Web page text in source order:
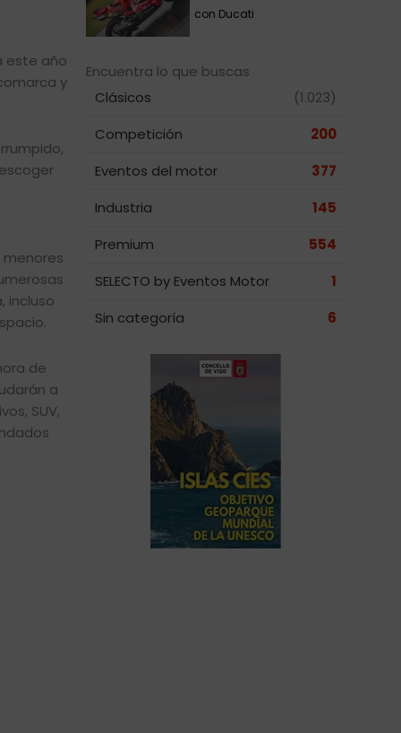
este año
y
menores
incluso
de
a
SUV,
con Ducati
Encuentra lo que buscas
Clásicos
(1.023)
Competición
200
Eventos del motor
377
Industria
145
Premium
554
SELECTO by Eventos Motor
1
Sin categoría
6